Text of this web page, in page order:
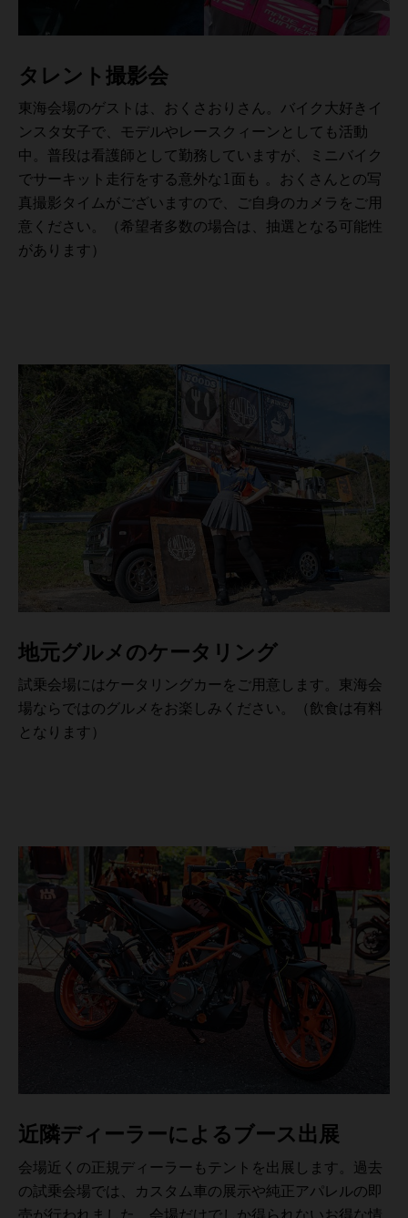
タレント撮影会
東海会場のゲストは、おくさおりさん。バイク大好きイ
ンスタ女子で、モデルやレースクィーンとしても活動
中。普段は看護師として勤務していますが、ミニバイク
でサーキット走行をする意外な1面も 。おくさんとの写
真撮影タイムがございますので、ご自身のカメラをご用
意ください。（希望者多数の場合は、抽選となる可能性
があります）
地元グルメのケータリング
試乗会場にはケータリングカーをご用意します。東海会
場ならではのグルメをお楽しみください。（飲食は有料
となります）
近隣ディーラーによるブース出展
会場近くの正規ディーラーもテントを出展します。過去
の試乗会場では、カスタム車の展示や純正アパレルの即